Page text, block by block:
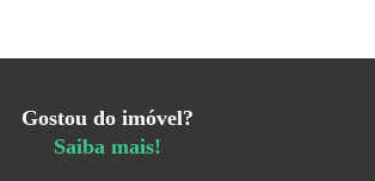
Gostou do imóvel?
Saiba mais!